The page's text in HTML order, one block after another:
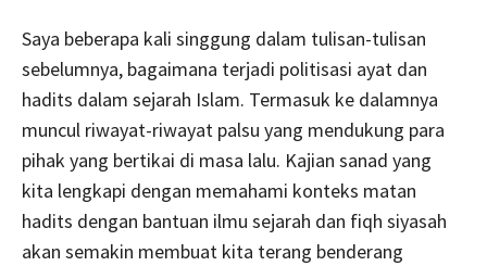
Saya beberapa kali singgung dalam tulisan-tulisan
sebelumnya, bagaimana terjadi politisasi ayat dan
hadits dalam sejarah Islam. Termasuk ke dalamnya
muncul riwayat-riwayat palsu yang mendukung para
pihak yang bertikai di masa lalu. Kajian sanad yang
kita lengkapi dengan memahami konteks matan
hadits dengan bantuan ilmu sejarah dan fiqh siyasah
akan semakin membuat kita terang benderang